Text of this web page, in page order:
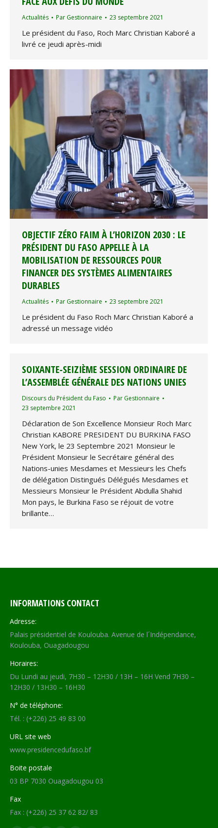
Actualités Par Gestionnaire 23 septembre 2021
Le président du Faso, Roch Marc Christian Kaboré a
livré ce jeudi après-midi
OBJECTIF ZÉRO FAIM À L’HORIZON 2030 : LE
PRÉSIDENT DU FASO APPELLE À LA
MOBILISATION DE RESSOURCES POUR
FINANCER DES SYSTÈMES ALIMENTAIRES
DURABLES
Actualités Par Gestionnaire 23 septembre 2021
Le président du Faso Roch Marc Christian Kaboré a
adressé un message vidéo
SOIXANTE-SEIZIÈME SESSION ORDINAIRE DE
L’ASSEMBLÉE GÉNÉRALE DES NATIONS UNIES
Discours du Président du Faso Par Gestionnaire
23 septembre 2021
Déclaration de Son Excellence Monsieur Roch Marc
Christian KABORE PRESIDENT DU BURKINA FASO
New York, le 23 Septembre 2021 Monsieur le
Président Monsieur le Secrétaire général des
Nations-unies Mesdames et Messieurs les Chefs
de délégation Distingués Délégués Mesdames et
Messieurs Monsieur le Président Abdulla Shahid
Mon pays, le Burkina Faso se réjouit de votre
brillante…
INFORMATIONS CONTACT
Adresse:
Palais présidentiel de Koulouba. Avenue de l´Indépendance,
Koulouba, Ouagadougou
Horaires:
Du Lundi au jeudi, 7H30 – 12H30 / 13H – 16H Vend 7H30 –
12H30 / 13H30 – 16H30
N° de téléphone:
Tél. : (+226) 25 49 83 00
URL site web
www.presidencedufaso.bf
Boite postale
03 BP 7030 Ouagadougou 03
Fax
Fax : (+226) 25 37 62 82/ 83